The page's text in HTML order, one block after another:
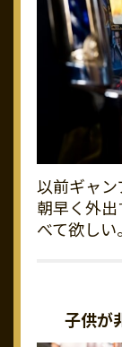
以前ギャ
朝早く外
べて欲しい。
子供が